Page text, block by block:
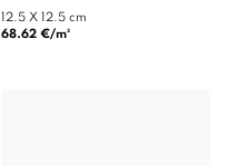
12.5 X 12.5 cm
68.62 €/m²